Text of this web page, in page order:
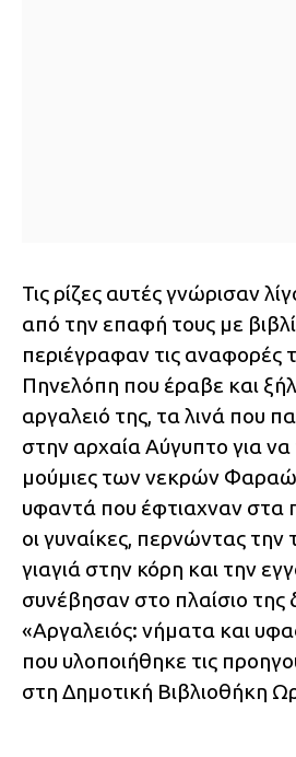
Τις ρίζες αυτές γνώρισαν
από την επαφή τους με
περιέγραφαν τις αναφορές
Πηνελόπη που έραβε και
αργαλειό της, τα λινά που
στην αρχαία Αύγυπτο για να
μούμιες των νεκρών Φαραώ
υφαντά που έφτιαχναν στα
οι γυναίκες, περνώντας την
γιαγιά στην κόρη και την
συνέβησαν στο πλαίσιο
«Αργαλειός: νήματα και
που υλοποιήθηκε τις
στη Δημοτική Βιβλιοθήκη